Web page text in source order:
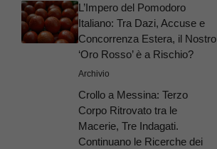
L’Impero del Pomodoro
Italiano: Tra Dazi, Accuse e
Concorrenza Estera, il Nostro
‘Oro Rosso’ è a Rischio?
Archivio
Crollo a Messina: Terzo
Corpo Ritrovato tra le
Macerie, Tre Indagati.
Continuano le Ricerche dei